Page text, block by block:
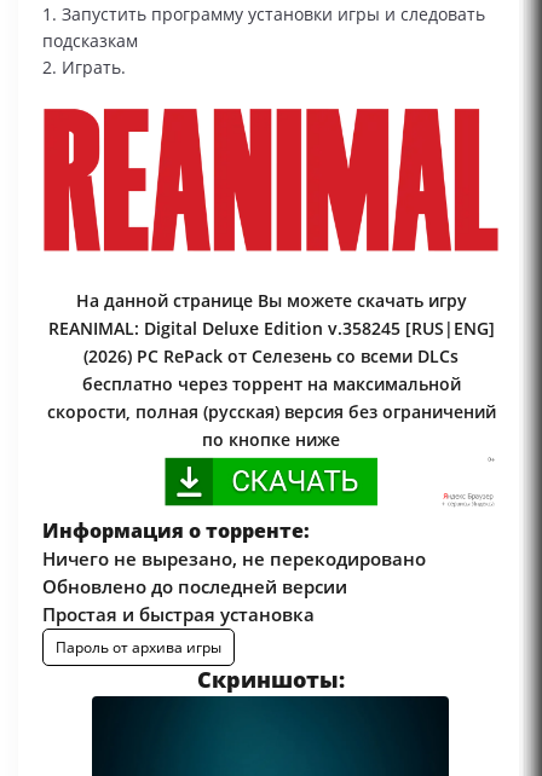
1. Запустить программу установки игры и следовать
подсказкам
2. Играть.
На данной странице Вы можете скачать игру
REANIMAL: Digital Deluxe Edition v.358245 [RUS|ENG]
(2026) PC RePack от Селезень со всеми DLCs
бесплатно через торрент на максимальной
скорости, полная (русская) версия без ограничений
по кнопке ниже
Информация о торренте:
Ничего не вырезано, не перекодировано
Обновлено до последней версии
Простая и быстрая установка
Пароль от архива игры
Скриншоты: